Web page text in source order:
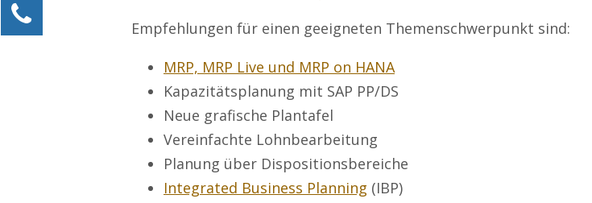
Empfehlungen für einen geeigneten Themenschwerpunkt sind:
MRP, MRP Live und MRP on HANA
Kapazitätsplanung mit SAP PP/DS
Neue grafische Plantafel
Vereinfachte Lohnbearbeitung
Planung über Dispositionsbereiche
Integrated Business Planning (IBP)
Alexander Kössner-Maier
0211 946 285 72-15
Alexander.Koessner-Maier@erlebe-software.de
Ihre Anfrage